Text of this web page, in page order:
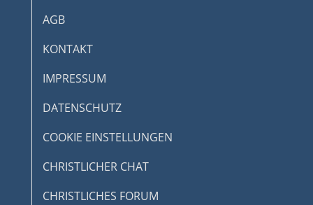
AGB
KONTAKT
IMPRESSUM
DATENSCHUTZ
COOKIE EINSTELLUNGEN
CHRISTLICHER CHAT
CHRISTLICHES FORUM